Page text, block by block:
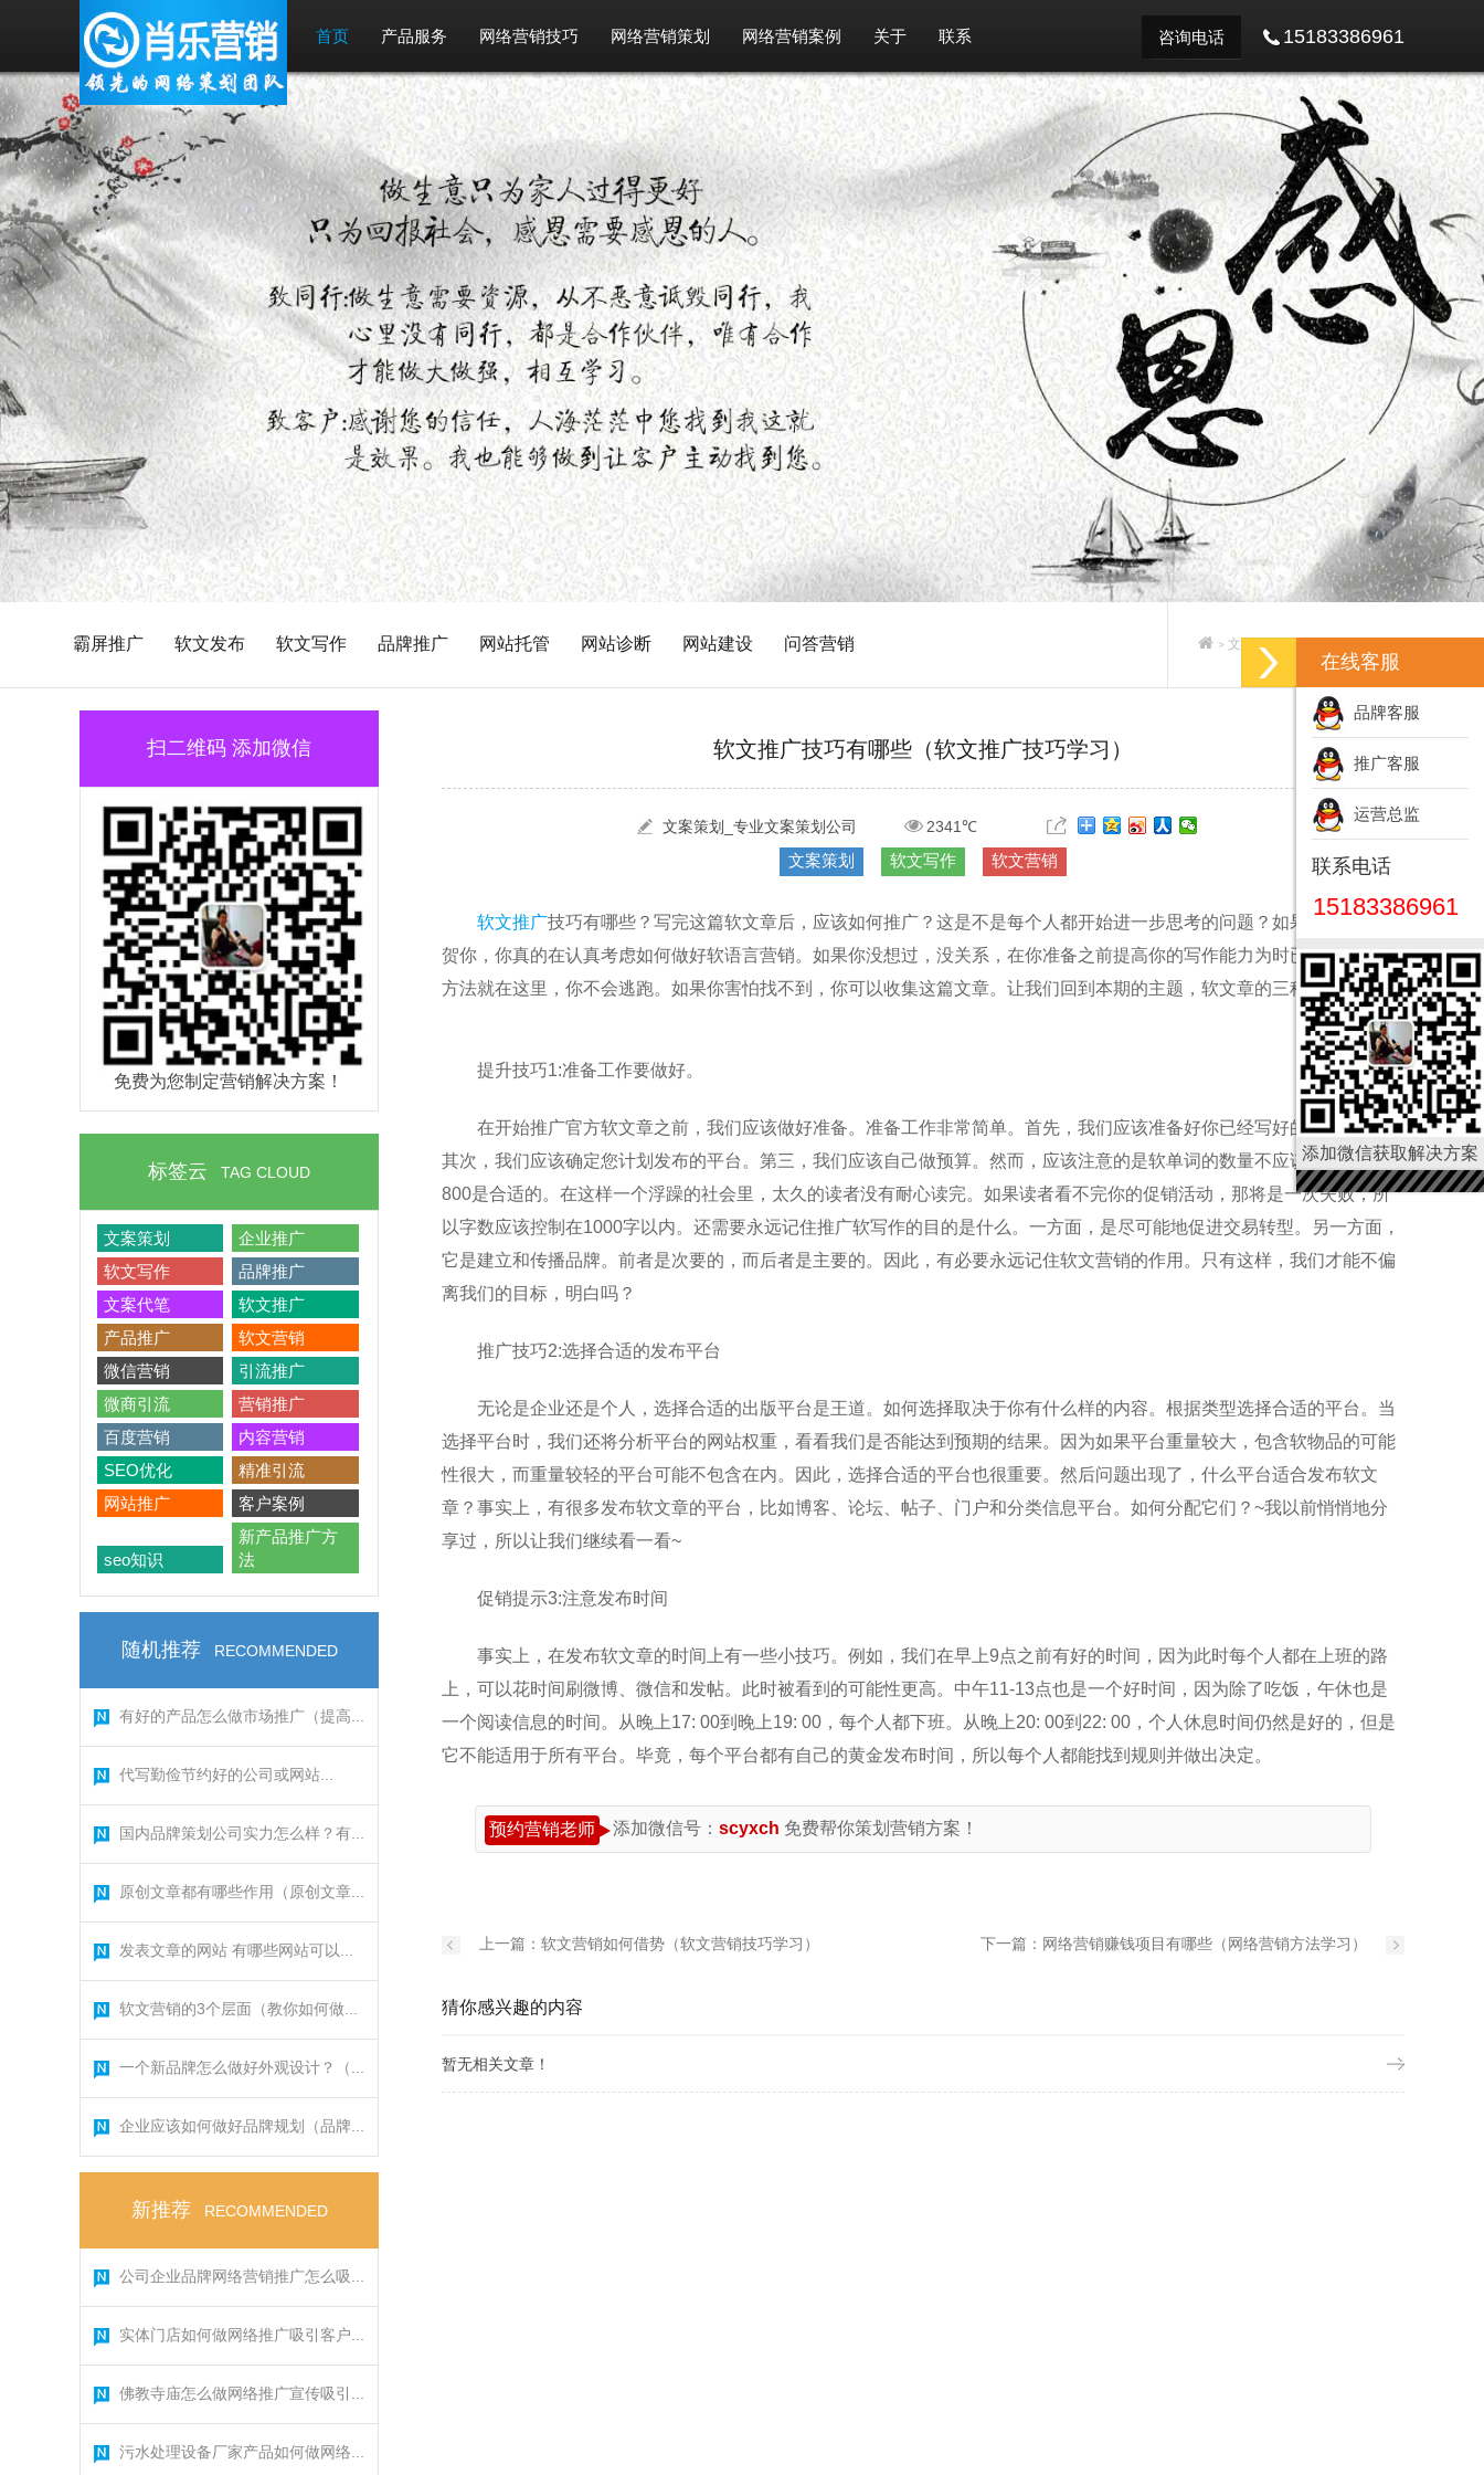
首页 产品服务 网络营销技巧 网络营销策划 网络营销案例 关于 联系 咨询电话 15183386961
霸屏推广 软文发布 软文写作 品牌推广 网站托管 网站诊断 网站建设 问答营销 > 文案策划_专业文案策划公司
扫二维码 添加微信
免费为您制定营销解决方案！
标签云 TAG CLOUD
文案策划
企业推广
软文写作
品牌推广
文案代笔
软文推广
产品推广
软文营销
微信营销
引流推广
微商引流
营销推广
百度营销
内容营销
SEO优化
精准引流
网站推广
客户案例
seo知识
新产品推广方
法
随机推荐 RECOMMENDED
有好的产品怎么做市场推广（提高...
代写勤俭节约好的公司或网站...
国内品牌策划公司实力怎么样？有...
原创文章都有哪些作用（原创文章...
发表文章的网站 有哪些网站可以...
软文营销的3个层面（教你如何做...
一个新品牌怎么做好外观设计？（...
企业应该如何做好品牌规划（品牌...
新推荐 RECOMMENDED
公司企业品牌网络营销推广怎么吸...
实体门店如何做网络推广吸引客户...
佛教寺庙怎么做网络推广宣传吸引...
污水处理设备厂家产品如何做网络...
软文推广技巧有哪些（软文推广技巧学习）
文案策划_专业文案策划公司 2341℃
文案策划 软文写作 软文营销
软文推广技巧有哪些？写完这篇软文章后，应该如何推广？这是不是每个人都开始进一步思考的问题？如果是这样，祝
贺你，你真的在认真考虑如何做好软语言营销。如果你没想过，没关系，在你准备之前提高你的写作能力为时已晚。毕竟，
方法就在这里，你不会逃跑。如果你害怕找不到，你可以收集这篇文章。让我们回到本期的主题，软文章的三种推广技巧！
提升技巧1:准备工作要做好。
在开始推广官方软文章之前，我们应该做好准备。准备工作非常简单。首先，我们应该准备好你已经写好的原始文章。
其次，我们应该确定您计划发布的平台。第三，我们应该自己做预算。然而，应该注意的是软单词的数量不应该太长，500-
800是合适的。在这样一个浮躁的社会里，太久的读者没有耐心读完。如果读者看不完你的促销活动，那将是一次失败，所
以字数应该控制在1000字以内。还需要永远记住推广软写作的目的是什么。一方面，是尽可能地促进交易转型。另一方面，
它是建立和传播品牌。前者是次要的，而后者是主要的。因此，有必要永远记住软文营销的作用。只有这样，我们才能不偏
离我们的目标，明白吗？
推广技巧2:选择合适的发布平台
无论是企业还是个人，选择合适的出版平台是王道。如何选择取决于你有什么样的内容。根据类型选择合适的平台。当
选择平台时，我们还将分析平台的网站权重，看看我们是否能达到预期的结果。因为如果平台重量较大，包含软物品的可能
性很大，而重量较轻的平台可能不包含在内。因此，选择合适的平台也很重要。然后问题出现了，什么平台适合发布软文
章？事实上，有很多发布软文章的平台，比如博客、论坛、帖子、门户和分类信息平台。如何分配它们？~我以前悄悄地分
享过，所以让我们继续看一看~
促销提示3:注意发布时间
事实上，在发布软文章的时间上有一些小技巧。例如，我们在早上9点之前有好的时间，因为此时每个人都在上班的路
上，可以花时间刷微博、微信和发帖。此时被看到的可能性更高。中午11-13点也是一个好时间，因为除了吃饭，午休也是
一个阅读信息的时间。从晚上17: 00到晚上19: 00，每个人都下班。从晚上20: 00到22: 00，个人休息时间仍然是好的，但是
它不能适用于所有平台。毕竟，每个平台都有自己的黄金发布时间，所以每个人都能找到规则并做出决定。
预约营销老师 添加微信号： scyxch 免费帮你策划营销方案！
上一篇： 软文营销如何借势（软文营销技巧学习） 下一篇： 网络营销赚钱项目有哪些（网络营销方法学习）
猜你感兴趣的内容
暂无相关文章！
在线客服
品牌客服
推广客服
运营总监
联系电话
15183386961
添加微信获取解决方案